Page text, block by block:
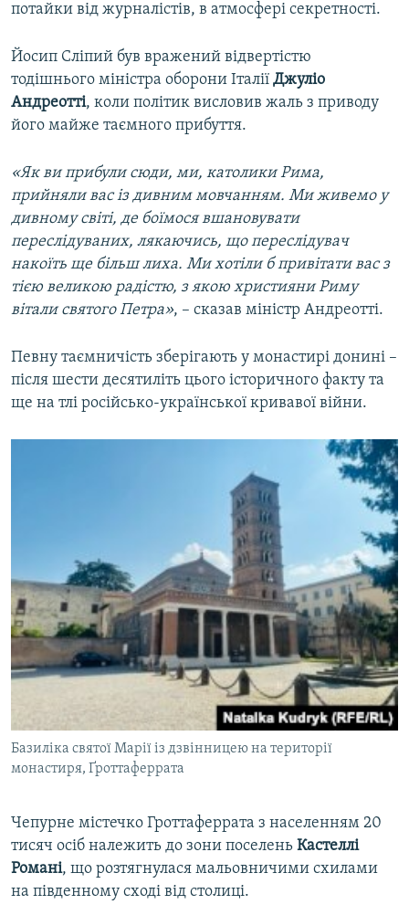
потайки від журналістів, в атмосфері секретності.
Йосип Сліпий був вражений відвертістю
тодішнього міністра оборони Італії Джуліо
Андреотті, коли політик висловив жаль з приводу
його майже таємного прибуття.
«Як ви прибули сюди, ми, католики Рима,
прийняли вас із дивним мовчанням. Ми живемо у
дивному світі, де боїмося вшановувати
переслідуваних, лякаючись, що переслідувач
накоїть ще більш лиха. Ми хотіли б привітати вас з
тією великою радістю, з якою християни Риму
вітали святого Петра», – сказав міністр Андреотті.
Певну таємничість зберігають у монастирі донині –
після шести десятиліть цього історичного факту та
ще на тлі російсько-української кривавої війни.
Базиліка святої Марії із дзвінницею на території
монастиря, Ґроттаферрата
Чепурне містечко Гроттаферрата з населенням 20
тисяч осіб належить до зони поселень Кастеллі
Романі, що розтягнулася мальовничими схилами
на південному сході від столиці.